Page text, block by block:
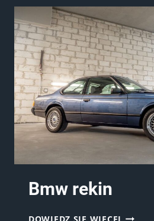
Bmw rekin
BMW